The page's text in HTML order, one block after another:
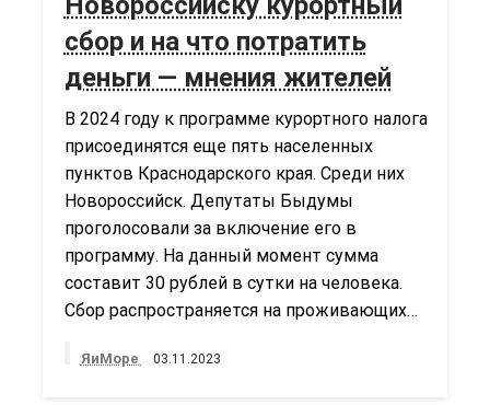
сбор и на что потратить
деньги — мнения жителей
В 2024 году к программе курортного налога
присоединятся еще пять населенных
пунктов Краснодарского края. Среди них
Новороссийск. Депутаты Быдумы
проголосовали за включение его в
программу. На данный момент сумма
составит 30 рублей в сутки на человека.
Сбор распространяется на проживающих…
ЯиМоре 03.11.2023